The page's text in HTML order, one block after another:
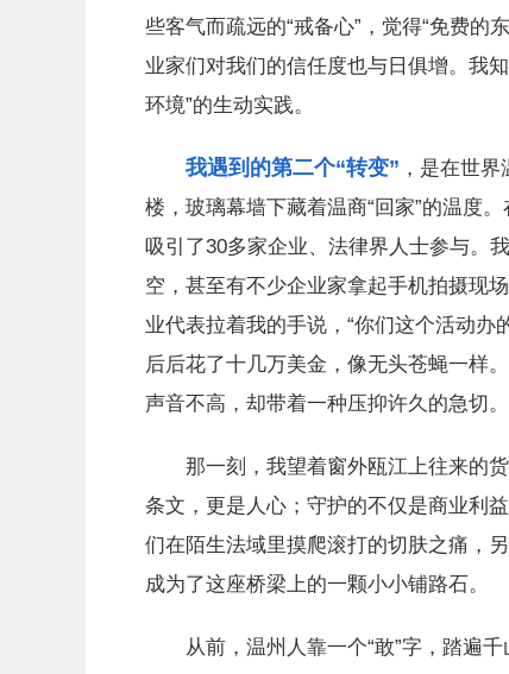
些客气而疏远的“戒备心”，觉得“免费的
业家们对我们的信任度也与日俱增。我
环境”的生动实践。
我遇到的第二个“转变” ，是在世
楼，玻璃幕墙下藏着温商“回家”的温度
吸引了30多家企业、法律界人士参与。
空，甚至有不少企业家拿起手机拍摄现
业代表拉着我的手说，“你们这个活动
后后花了十几万美金，像无头苍蝇一样
声音不高，却带着一种压抑许久的急切
那一刻，我望着窗外瓯江上往来的货
条文，更是人心；守护的不仅是商业利
们在陌生法域里摸爬滚打的切肤之痛，
成为了这座桥梁上的一颗小小铺路石。
从前，温州人靠一个“敢”字，踏遍千